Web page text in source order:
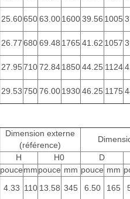
25.60650 63.00 1600 39.56 1005
26.77 680 69.48 1765 41.62 1057
27.95710 72.84 1850 44.25 1124
29.53 750 76.00 1930 46.25 1175
Dimension externe
(référence)
H H0
D
pouce mm pouce mm pouce mm
4.33 110 13.58 345 6.50 165